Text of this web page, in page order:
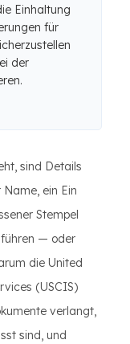
Einhaltung
für
der
sind Details
ein Ein
Stempel
führen — oder
die United
(USCIS)
verlangt,
sind, und